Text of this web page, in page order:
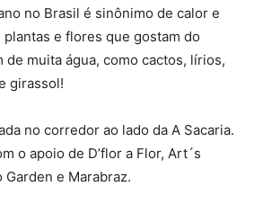
no Brasil é sinônimo de calor e
e flores que gostam do
de muita água, como cactos, lírios,
girassol!
no corredor ao lado da A Sacaria.
o apoio de D’flor a Flor, Art´s
e Marabraz.